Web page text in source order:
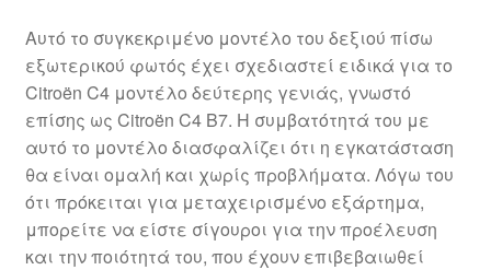
Αυτό το συγκεκριμένο μοντέλο του δεξιού πίσω
εξωτερικού φωτός έχει σχεδιαστεί ειδικά για το
Citroën C4 μοντέλο δεύτερης γενιάς, γνωστό
επίσης ως Citroën C4 B7. Η συμβατότητά του με
αυτό το μοντέλο διασφαλίζει ότι η εγκατάσταση
θα είναι ομαλή και χωρίς προβλήματα. Λόγω του
ότι πρόκειται για μεταχειρισμένο εξάρτημα,
μπορείτε να είστε σίγουροι για την προέλευση
και την ποιότητά του, που έχουν επιβεβαιωθεί